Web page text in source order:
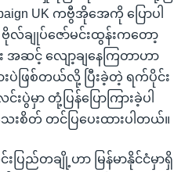
UK ကဗွီအိုအေကို ပြောပါ
လ်ချုပ်ဇော်မင်းထွန်းကတော့
အဆင့် လျော့ချနေကြတာဟာ
ပဲဖြစ်တယ်လို့ ပြီးခဲ့တဲ့ ရက်ပိုင်း
မှာ တုံ့ပြန်ပြောကြားခဲ့ပါ
စိတ် တင်ပြပေးထားပါတယ်။
းပြည်တချို့ဟာ မြန်မာနိုင်ငံမှာရှိ